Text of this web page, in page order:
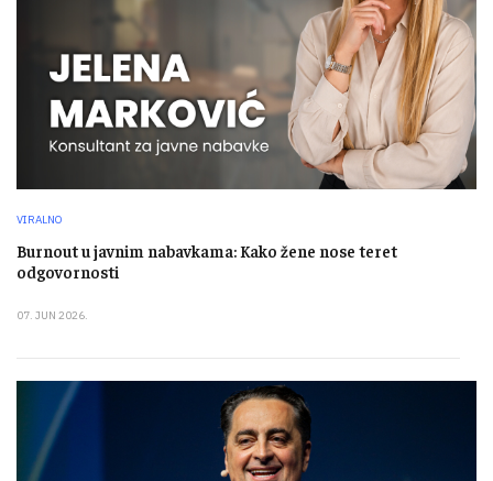
VIRALNO
Burnout u javnim nabavkama: Kako žene nose teret
odgovornosti
07. JUN 2026.